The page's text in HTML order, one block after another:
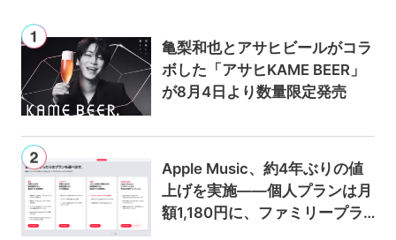
亀梨和也とアサヒビールがコラ
ボした「アサヒKAME BEER」
が8月4日より数量限定発売
Apple Music、約4年ぶりの値
上げを実施——個人プランは月
額1,180円に、ファミリープラ